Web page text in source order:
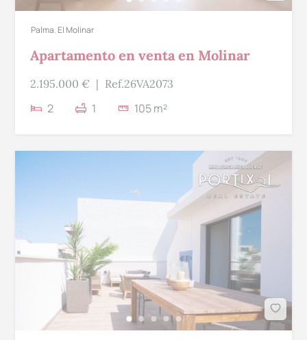
Palma, El Molinar
Apartamento en venta en Molinar
2.195.000 € | Ref.26VA2073
2 1 105 m²